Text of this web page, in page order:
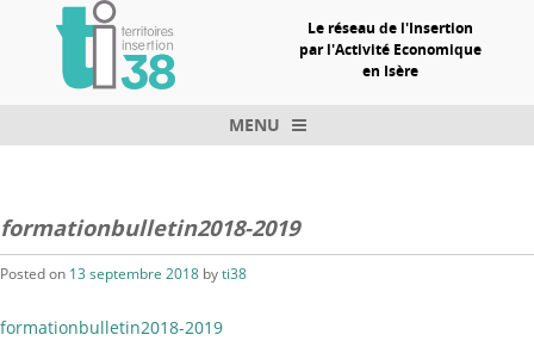
Le réseau de l'Insertion
par l'Activité Economique
en Isère
MENU
formationbulletin2018-2019
Posted on 13 septembre 2018 byti38
formationbulletin2018-2019